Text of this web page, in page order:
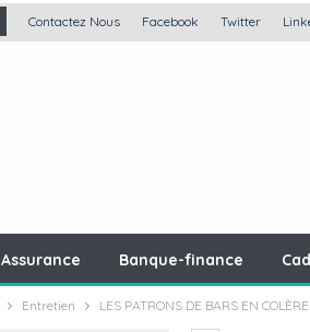
Contactez Nous Facebook Twitter
Assurance Banque-finance
Entretien LES PATRONS DE BARS EN